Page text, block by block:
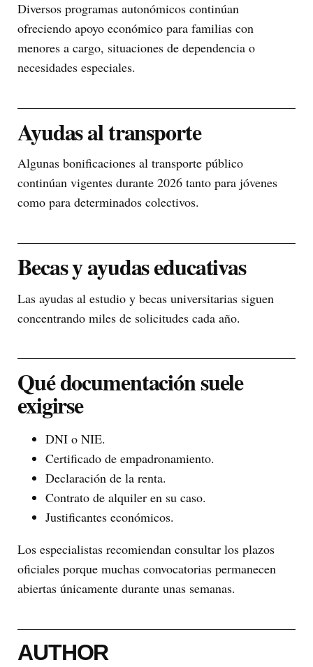
Diversos programas autonómicos continúan
ofreciendo apoyo económico para familias con
menores a cargo, situaciones de dependencia o
necesidades especiales.
Ayudas al transporte
Algunas bonificaciones al transporte público
continúan vigentes durante 2026 tanto para jóvenes
como para determinados colectivos.
Becas y ayudas educativas
Las ayudas al estudio y becas universitarias siguen
concentrando miles de solicitudes cada año.
Qué documentación suele
exigirse
DNI o NIE.
Certificado de empadronamiento.
Declaración de la renta.
Contrato de alquiler en su caso.
Justificantes económicos.
Los especialistas recomiendan consultar los plazos
oficiales porque muchas convocatorias permanecen
abiertas únicamente durante unas semanas.
AUTHOR